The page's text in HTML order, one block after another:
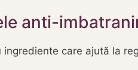
anti-
care ajută la